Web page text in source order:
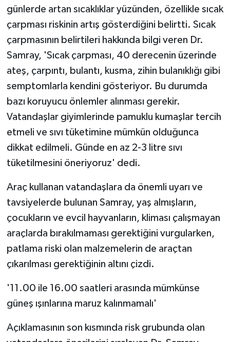
günlerde artan sıcaklıklar yüzünden, özellikle sıcak
çarpması riskinin artış gösterdiğini belirtti. Sıcak
çarpmasının belirtileri hakkında bilgi veren Dr.
Samray, 'Sıcak çarpması, 40 derecenin üzerinde
ateş, çarpıntı, bulantı, kusma, zihin bulanıklığı gibi
semptomlarla kendini gösteriyor. Bu durumda
bazı koruyucu önlemler alınması gerekir.
Vatandaşlar giyimlerinde pamuklu kumaşlar tercih
etmeli ve sıvı tüketimine mümkün olduğunca
dikkat edilmeli. Günde en az 2-3 litre sıvı
tüketilmesini öneriyoruz' dedi.
Araç kullanan vatandaşlara da önemli uyarı ve
tavsiyelerde bulunan Samray, yaş almışların,
çocukların ve evcil hayvanların, kliması çalışmayan
araçlarda bırakılmaması gerektiğini vurgularken,
patlama riski olan malzemelerin de araçtan
çıkarılması gerektiğinin altını çizdi.
'11.00 ile 16.00 saatleri arasında mümkünse
güneş ışınlarına maruz kalınmamalı'
Açıklamasının son kısmında risk grubunda olan